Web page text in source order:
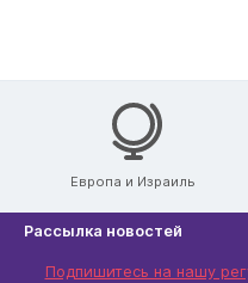
Европа и Израиль
Рассылка новостей
Подпишитесь на нашу